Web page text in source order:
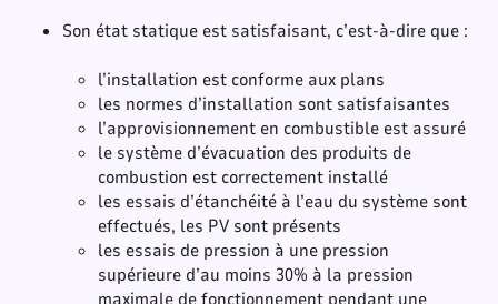
Son état statique est satisfaisant, c’est-à-dire que :
l’installation est conforme aux plans
les normes d’installation sont satisfaisantes
l’approvisionnement en combustible est assuré
le système d’évacuation des produits de
combustion est correctement installé
les essais d’étanchéité à l’eau du système sont
effectués, les PV sont présents
les essais de pression à une pression
supérieure d’au moins 30% à la pression